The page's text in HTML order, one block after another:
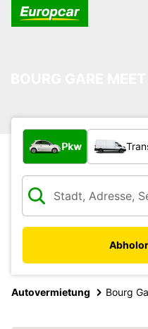
Welche Art von
Pkw
Autovermietung Bourg